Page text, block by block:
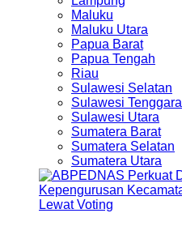
Maluku
Maluku Utara
Papua Barat
Papua Tengah
Riau
Sulawesi Selatan
Sulawesi Tenggara
Sulawesi Utara
Sumatera Barat
Sumatera Selatan
Sumatera Utara